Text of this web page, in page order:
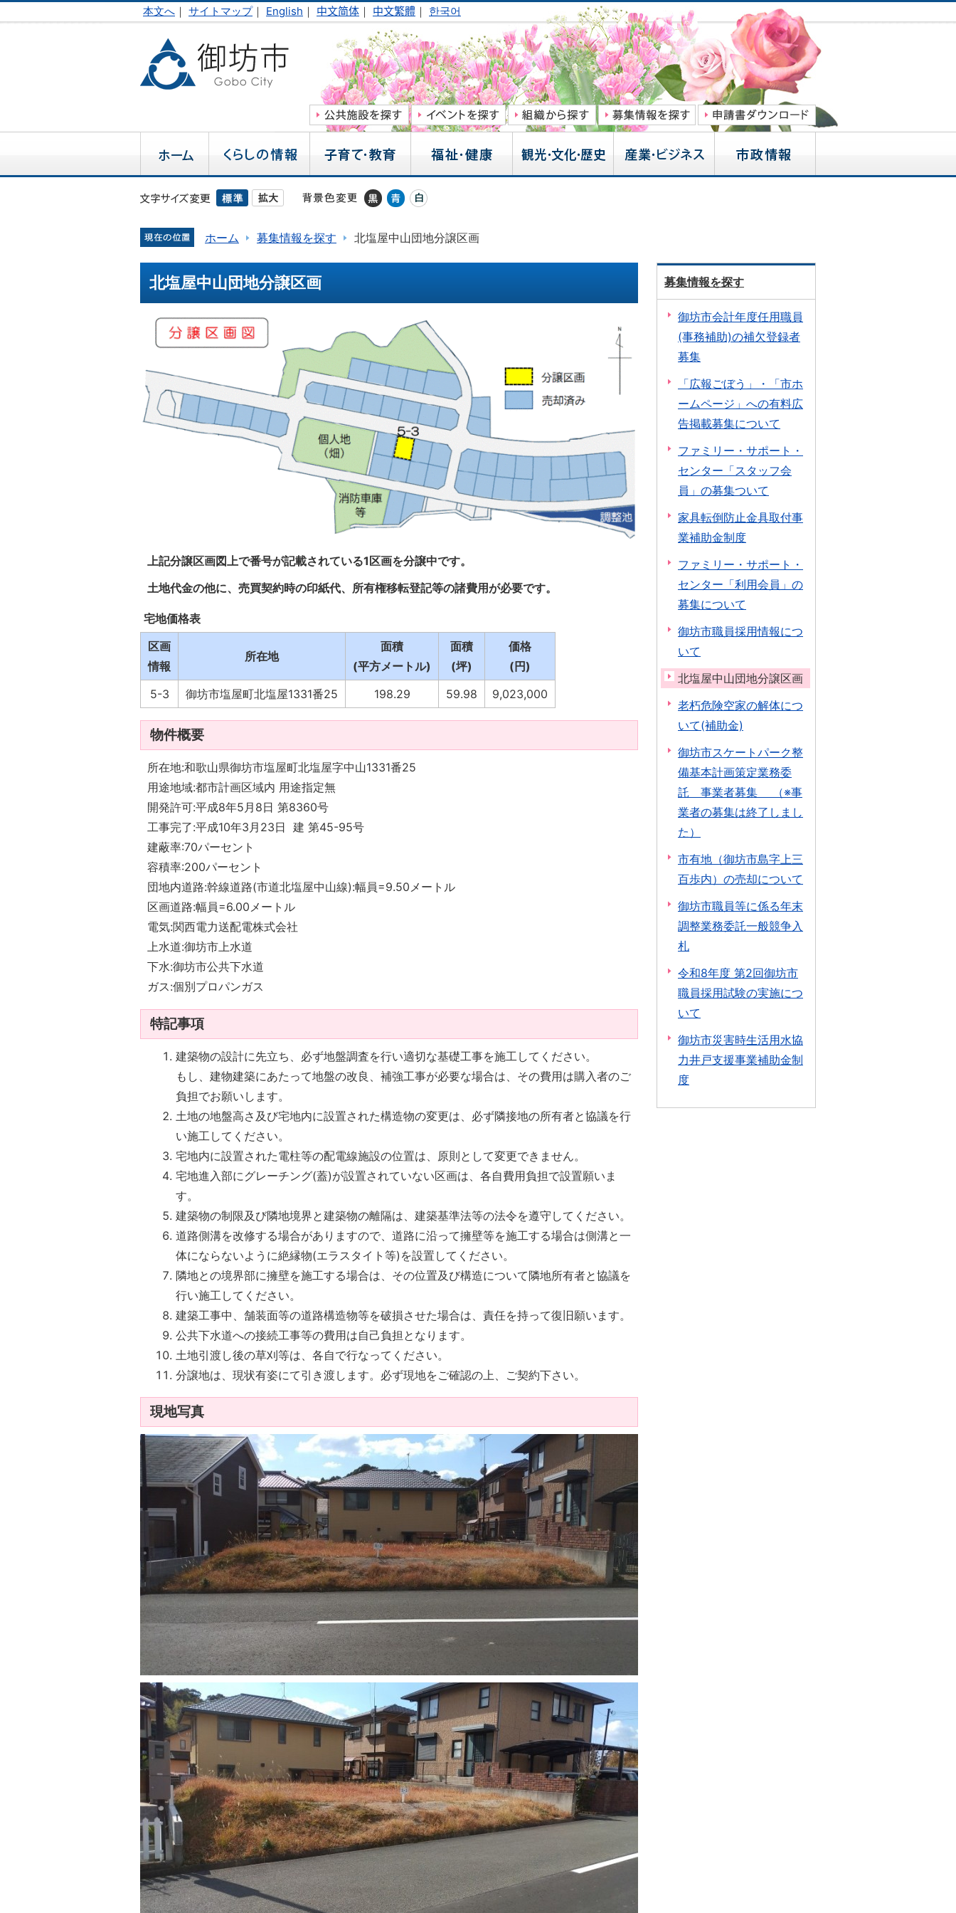
本文へ ｜ サイトマップ｜ English ｜ 中文简体 ｜ 中文繁體 ｜ 한국어
ホーム 募集情報を探す 北塩屋中山団地分譲区画
北塩屋中山団地分譲区画
上記分譲区画図上で番号が記載されている1区画を分譲中です。
土地代金の他に、売買契約時の印紙代、所有権移転登記等の諸費用が必要です。
宅地価格表
区画
情報
所在地
面積
(平方メートル)
面積
(坪)
価格
(円)
5-3
御坊市塩屋町北塩屋1331番25 198.29 59.98 9,023,000
物件概要
所在地:和歌山県御坊市塩屋町北塩屋字中山1331番25
用途地域:都市計画区域内 用途指定無
開発許可:平成8年5月8日 第8360号
工事完了:平成10年3月23日 建 第45-95号
建蔽率:70パーセント
容積率:200パーセント
団地内道路:幹線道路(市道北塩屋中山線):幅員=9.50メートル
区画道路:幅員=6.00メートル
電気:関西電力送配電株式会社
上水道:御坊市上水道
下水:御坊市公共下水道
ガス:個別プロパンガス
特記事項
建築物の設計に先立ち、必ず地盤調査を行い適切な基礎工事を施工してください。
もし、建物建築にあたって地盤の改良、補強工事が必要な場合は、その費用は購入者のご
負担でお願いします。
土地の地盤高さ及び宅地内に設置された構造物の変更は、必ず隣接地の所有者と協議を行
い施工してください。
宅地内に設置された電柱等の配電線施設の位置は、原則として変更できません。
宅地進入部にグレーチング(蓋)が設置されていない区画は、各自費用負担で設置願いま
す。
建築物の制限及び隣地境界と建築物の離隔は、建築基準法等の法令を遵守してください。
道路側溝を改修する場合がありますので、道路に沿って擁壁等を施工する場合は側溝と一
体にならないように絶縁物(エラスタイト等)を設置してください。
隣地との境界部に擁壁を施工する場合は、その位置及び構造について隣地所有者と協議を
行い施工してください。
建築工事中、舗装面等の道路構造物等を破損させた場合は、責任を持って復旧願います。
公共下水道への接続工事等の費用は自己負担となります。
土地引渡し後の草刈等は、各自で行なってください。
分譲地は、現状有姿にて引き渡します。必ず現地をご確認の上、ご契約下さい。
現地写真
募集情報を探す
御坊市会計年度任用職員
(事務補助)の補欠登録者
募集
「広報ごぼう」・「市ホ
ームページ」への有料広
告掲載募集について
ファミリー・サポート・
センター「スタッフ会
員」の募集ついて
家具転倒防止金具取付事
業補助金制度
ファミリー・サポート・
センター「利用会員」の
募集について
御坊市職員採用情報につ
いて
北塩屋中山団地分譲区画
老朽危険空家の解体につ
いて(補助金)
御坊市スケートパーク整
備基本計画策定業務委
託 事業者募集 （※事
業者の募集は終了しまし
た）
市有地（御坊市島字上三
百歩内）の売却について
御坊市職員等に係る年末
調整業務委託一般競争入
札
令和8年度 第2回御坊市
職員採用試験の実施につ
いて
御坊市災害時生活用水協
力井戸支援事業補助金制
度